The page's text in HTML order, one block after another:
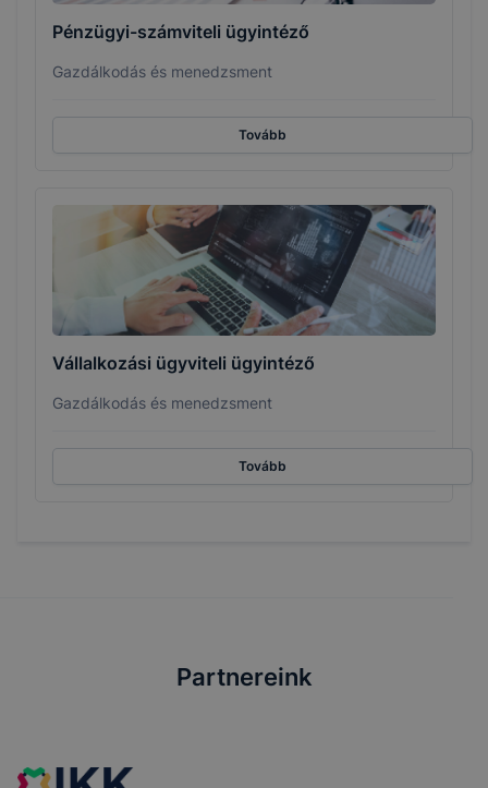
Pénzügyi-számviteli ügyintéző
Gazdálkodás és menedzsment
Tovább
Vállalkozási ügyviteli ügyintéző
Gazdálkodás és menedzsment
Tovább
Partnereink